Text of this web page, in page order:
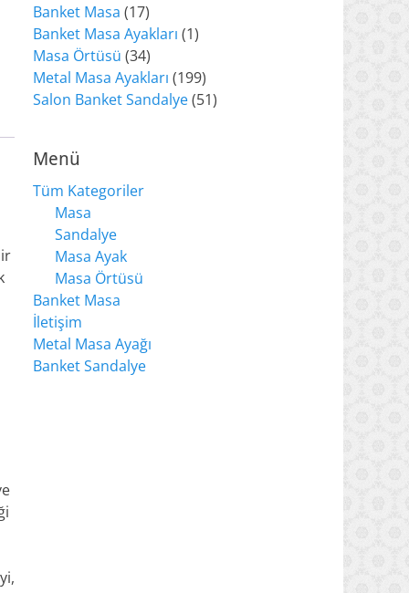
Banket Masa 1717
ürün
Banket Masa Ayakları 11
Masa Örtüsü 3434
ürün
Metal Masa Ayakları 199199
ürün
Salon Banket Sandalye 5151
Menü
Tüm Kategoriler
Masa
Sandalye
Masa Ayak
Masa Örtüsü
Banket Masa
İletişim
Metal Masa Ayağı
Banket Sandalye